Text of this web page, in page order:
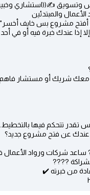
وتسويق ✍((استشاري وخبير
والمبتدئين
مشروع بس خايف أخسر"
معك شريك أو مستشار فاهم.
تتحكم فيها بالتخطيط.
عندك عن فتح مشروع جديد؟
شركات ورواد الأعمال
????
من خبرته ✔️